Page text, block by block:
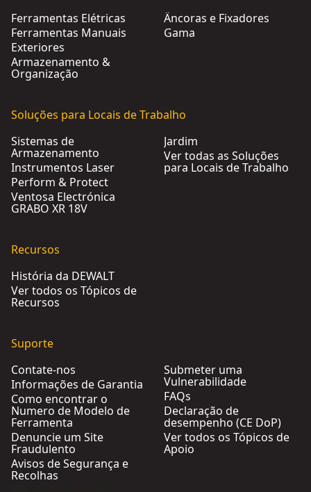
Ferramentas Elétricas
Ferramentas Manuais
Exteriores
Armazenamento &
Organização
Âncoras e Fixadores
Gama
Soluções para Locais de Trabalho
Sistemas de
Armazenamento
Instrumentos Laser
Perform & Protect
Ventosa Electrónica
GRABO XR 18V
Jardim
Ver todas as Soluções
para Locais de Trabalho
Recursos
História da DEWALT
Ver todos os Tópicos de
Recursos
Suporte
Contate-nos
Informações de Garantia
Como encontrar o
Numero de Modelo de
Ferramenta
Denuncie um Site
Fraudulento
Avisos de Segurança e
Recolhas
Submeter uma
Vulnerabilidade
FAQs
Declaração de
desempenho (CE DoP)
Ver todos os Tópicos de
Apoio